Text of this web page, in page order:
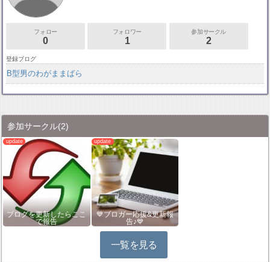
フォロー
0
フォロワー
1
参加サークル
2
登録ブログ
B型男のわがままばら
参加サークル(2)
ブログを更新したらここ
で報告
💙ブロガー応援&更新報
告♪💙
一覧を見る